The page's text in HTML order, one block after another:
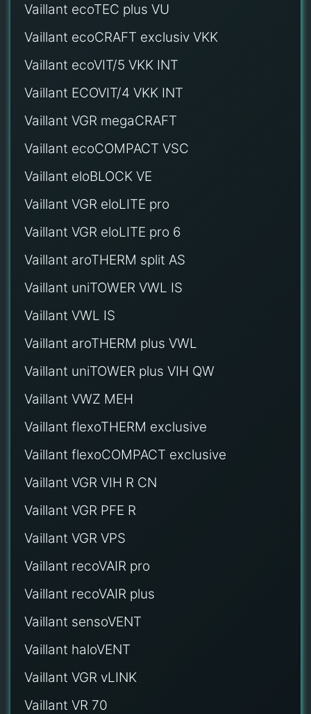
Vaillant ecoTEC plus VU
Vaillant ecoCRAFT exclusiv VKK
Vaillant ecoVIT/5 VKK INT
Vaillant ECOVIT/4 VKK INT
Vaillant VGR megaCRAFT
Vaillant ecoCOMPACT VSC
Vaillant eloBLOCK VE
Vaillant VGR eloLITE pro
Vaillant VGR eloLITE pro 6
Vaillant aroTHERM split AS
Vaillant uniTOWER VWL IS
Vaillant VWL IS
Vaillant aroTHERM plus VWL
Vaillant uniTOWER plus VIH QW
Vaillant VWZ MEH
Vaillant flexoTHERM exclusive
Vaillant flexoCOMPACT exclusive
Vaillant VGR VIH R CN
Vaillant VGR PFE R
Vaillant VGR VPS
Vaillant recoVAIR pro
Vaillant recoVAIR plus
Vaillant sensoVENT
Vaillant haloVENT
Vaillant VGR vLINK
Vaillant VR 70